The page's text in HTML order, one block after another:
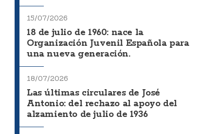
15/07/2026
18 de julio de 1960: nace la
Organización Juvenil Española para
una nueva generación.
18/07/2026
Las últimas circulares de José
Antonio: del rechazo al apoyo del
alzamiento de julio de 1936